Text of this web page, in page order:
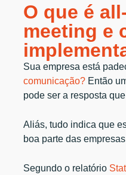
O que é
meeting e
Sua empresa está
comunicação? Então
pode ser a resposta
Aliás, tudo indica que
boa parte das
Segundo o relatório